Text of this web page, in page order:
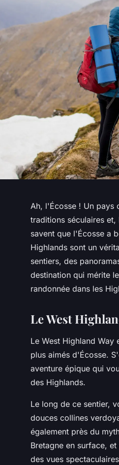
Ah, l'Écosse ! Un pays
traditions séculaires
savent que l'Écosse a
Highlands sont un
sentiers, des
destination qui mérite
randonnée dans les
Le West
Le West Highland Way
plus aimés d'Écosse.
aventure épique qui
des Highlands.
Le long de ce sentier,
douces collines
également près du
Bretagne en surface,
des vues